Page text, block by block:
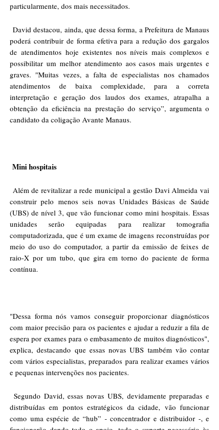
particularmente, dos mais necessitados.
David destacou, ainda, que dessa forma, a Prefeitura de Manaus
poderá contribuir de forma efetiva para a redução dos gargalos
de atendimentos hoje existentes nos níveis mais complexos e
possibilitar um melhor atendimento aos casos mais urgentes e
graves. "Muitas vezes, a falta de especialistas nos chamados
atendimentos de baixa complexidade, para a correta
interpretação e geração dos laudos dos exames, atrapalha a
obtenção da eficiência na prestação do serviço”, argumenta o
candidato da coligação Avante Manaus.
Mini hospitais
Além de revitalizar a rede municipal a gestão Davi Almeida vai
construir pelo menos seis novas Unidades Básicas de Saúde
(UBS) de nível 3, que vão funcionar como mini hospitais. Essas
unidades serão equipadas para realizar tomografia
computadorizada, que é um exame de imagens reconstruídas por
meio do uso do computador, a partir da emissão de feixes de
raio-X por um tubo, que gira em torno do paciente de forma
contínua.
"Dessa forma nós vamos conseguir proporcionar diagnósticos
com maior precisão para os pacientes e ajudar a reduzir a fila de
espera por exames para o embasamento de muitos diagnósticos",
explica, destacando que essas novas UBS também vão contar
com vários especialistas, preparados para realizar exames vários
e pequenas intervenções nos pacientes.
Segundo David, essas novas UBS, devidamente preparadas e
distribuídas em pontos estratégicos da cidade, vão funcionar
como uma espécie de “hub” - concentrador e distribuidor -, e